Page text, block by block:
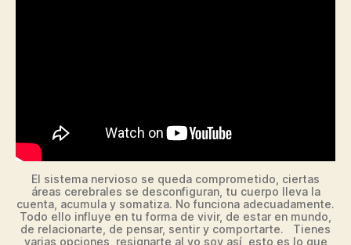
El sistema nervioso se queda comprometido, ciertas
áreas cerebrales se desconfiguran, tu cuerpo lleva la
cuenta, acumula y somatiza. No funciona adecuadamente.
Todo ello influye en tu forma de vivir, de estar en mundo,
de relacionarte, de pensar, sentir y comportarte. Tienes
varias opciones, resignarte al yo soy así, esto es lo que